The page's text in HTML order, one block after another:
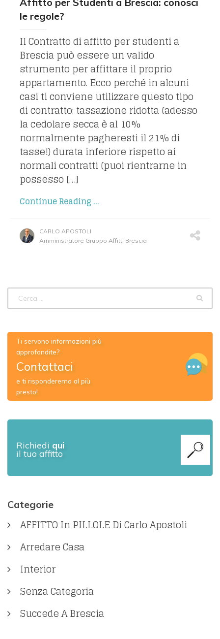
le regole?
Il Contratto di affitto per studenti a
Brescia può essere un valido
strumento per affittare il proprio
appartamento. Ecco perché in alcuni
casi ti conviene utilizzare questo tipo
di contratto: tassazione ridotta (adesso
la cedolare secca è al 10%
normalmente pagheresti il 21% di
tasse!) durata inferiore rispetto ai
normali contratti (puoi rientrarne in
possesso […]
Continue Reading ...
CARLO APOSTOLI
Amministratore Gruppo Affitti Brescia
Ti servono informazioni più
approfondite?
Contattaci
e ti risponderemo al più
presto!
Richiedi qui
il tuo affitto
Categorie
AFFITTO In PILLOLE Di Carlo Apostoli
Arredare Casa
Interior
Senza Categoria
Succede A Brescia